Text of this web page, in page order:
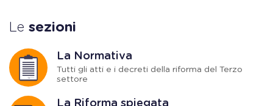
Le sezioni
La Normativa
Tutti gli atti e i decreti della riforma del Terzo
settore
La Riforma spiegata